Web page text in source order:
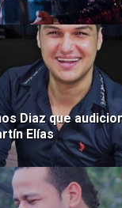
Diaz que
Elías